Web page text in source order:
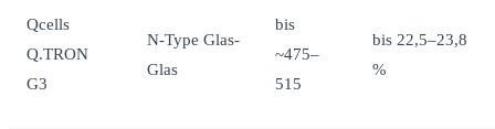
Qcells
Q.TRON
G3
N-Type Glas-
Glas
bis
~475–
515
bis 22,5–23,8
%